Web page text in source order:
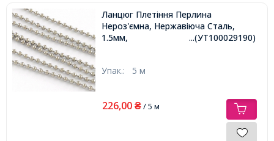
Ланцюг Плетіння Перлина
Нероз'ємна, Нержавіюча Сталь,
1.5мм,
...(УТ100029190)
Упак.: 5 м
226,00 ₴/ 5 м